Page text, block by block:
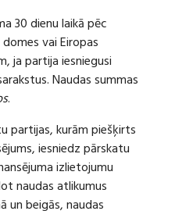
30 dienu laikā pēc
vai Eiropas
ja partija iesniegusi
Naudas summas
.
partijas, kurām piešķirts
iesniedz pārskatu
izlietojumu
naudas atlikumus
un beigās, naudas